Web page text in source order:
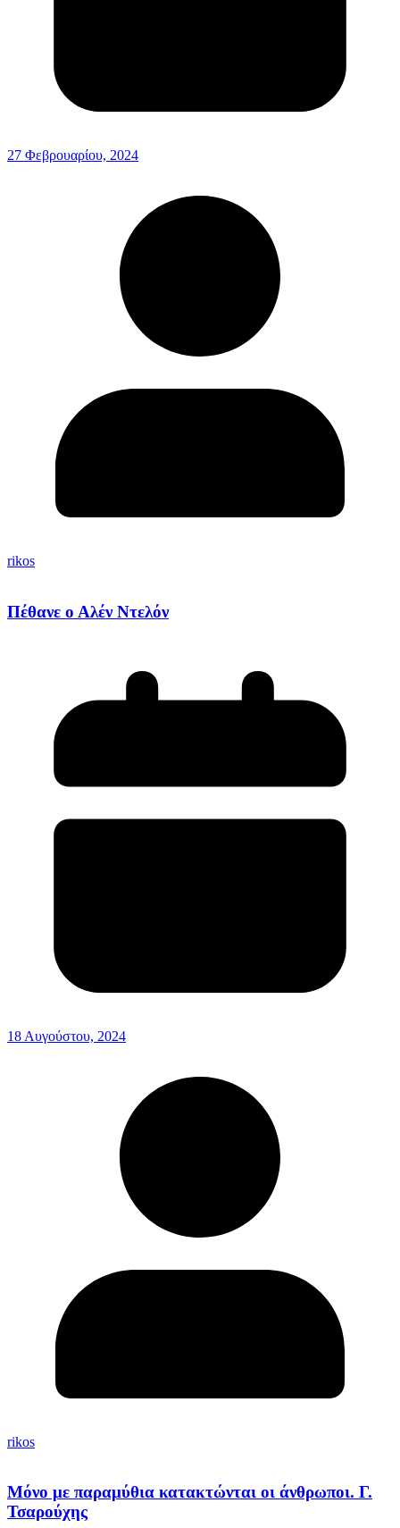
27 Φεβρουαρίου, 2024
rikos
Πέθανε ο Αλέν Ντελόν
18 Αυγούστου, 2024
rikos
Μόνο με παραμύθια κατακτώνται οι άνθρωποι. Γ.
Τσαρούχης